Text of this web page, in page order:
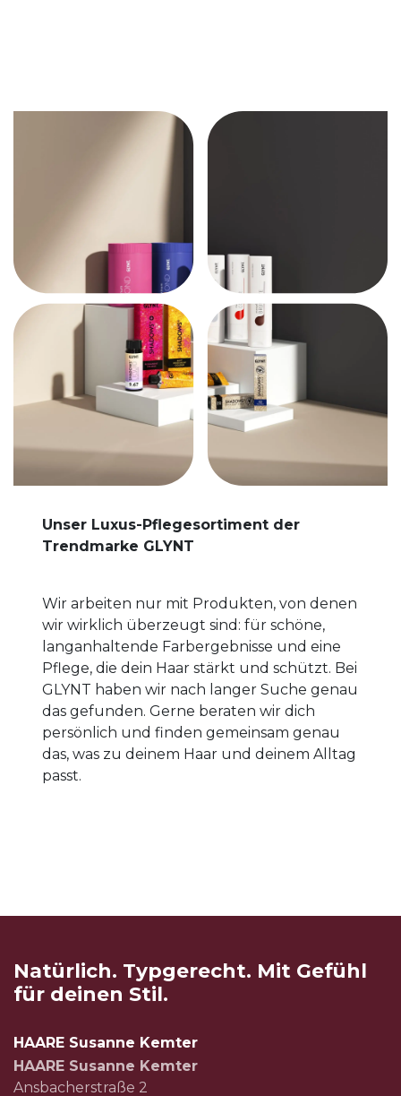
Unser Luxus-Pflegesortiment der
Trendmarke GLYNT
Wir arbeiten nur mit Produkten, von denen
wir wirklich überzeugt sind: für schöne,
langanhaltende Farbergebnisse und eine
Pflege, die dein Haar stärkt und schützt. Bei
GLYNT haben wir nach langer Suche genau
das gefunden. Gerne beraten wir dich
persönlich und finden gemeinsam genau
das, was zu deinem Haar und deinem Alltag
passt.
Natürlich. Typgerecht. Mit Gefühl
für deinen Stil.
HAARE Susanne Kemter
HAARE Susanne Kemter
Ansbacherstraße 2